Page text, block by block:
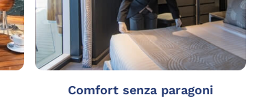
Comfort senza paragoni